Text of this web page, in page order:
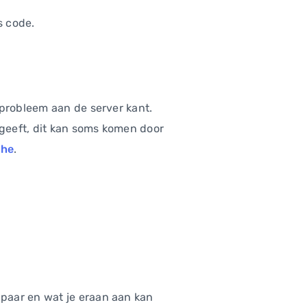
code.
aan de server kant.
dit kan soms komen door
.
en wat je eraan aan kan